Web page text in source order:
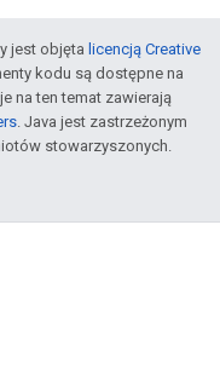
jest objęta licencją Creative
kodu są dostępne na
na ten temat zawierają
. Java jest zastrzeżonym
stowarzyszonych.